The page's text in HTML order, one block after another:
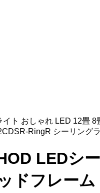
ト おしゃれ LED 12畳
RingR シーリング
LEDシ
ドフレー